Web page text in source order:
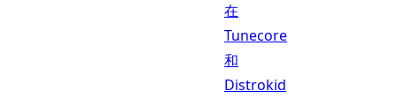
在
Tunecore
和
Distrokid